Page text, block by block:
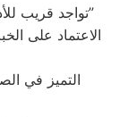
“تواجد قريب للأداء الأمثل: المهندسون من بيكو في خدمتكم”